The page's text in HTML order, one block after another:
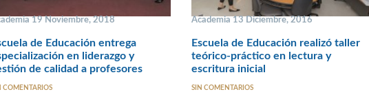
19 Noviembre, 2018
de Educación entrega
en liderazgo y
de calidad a profesores
COMENTARIOS
Academia 13 Diciembre, 2016
Escuela de Educación realizó taller
teórico-práctico en lectura y
escritura inicial
SIN COMENTARIOS